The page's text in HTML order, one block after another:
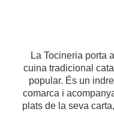
La Tocineria porta
cuina tradicional
popular. És un
comarca i
plats de la seva